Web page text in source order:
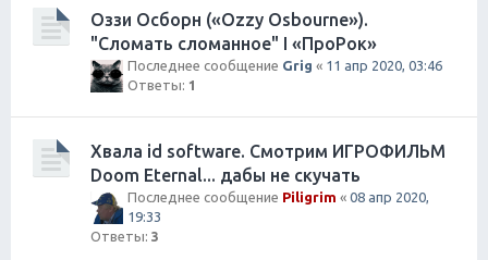
Оззи Осборн («Ozzy Osbourne»).
"Сломать сломанное" I «ПроРок»
Последнее сообщение Grig « 11 апр 2020, 03:46
Ответы: 1
Хвала id software. Смотрим ИГРОФИЛЬМ
Doom Eternal... дабы не скучать
Последнее сообщение Piligrim « 08 апр 2020,
19:33
Ответы: 3